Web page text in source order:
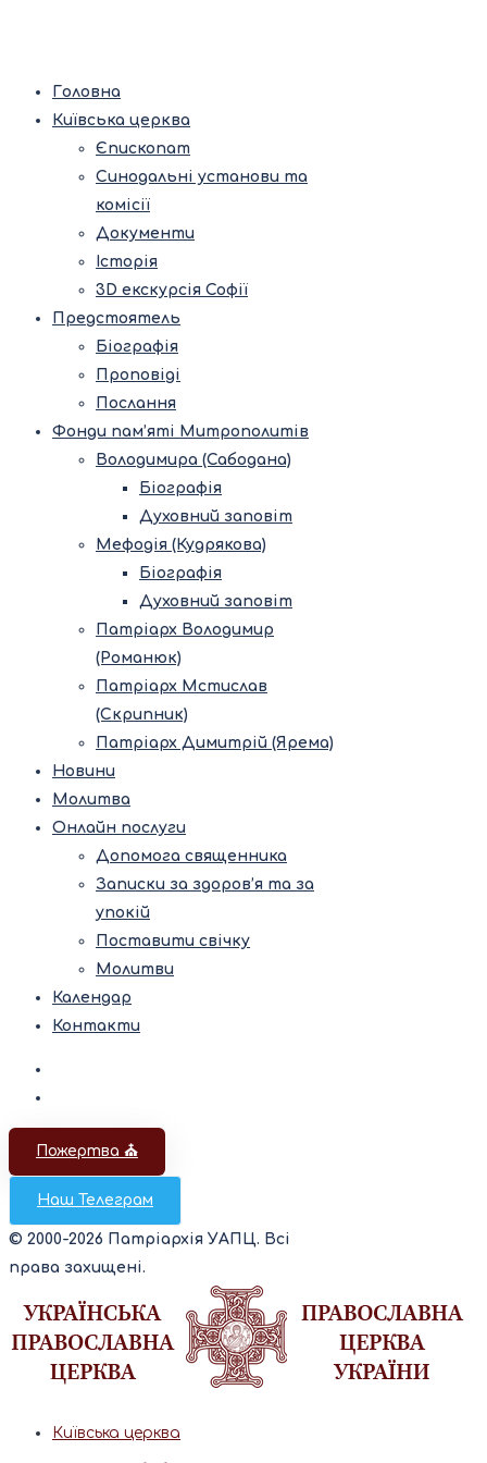
Головна
Київська церква
Єпископат
Синодальні установи та
комісії
Документи
Історія
3D екскурсія Софії
Предстоятель
Біографія
Проповіді
Послання
Фонди пам’яті Митрополитів
Володимира (Сабодана)
Біографія
Духовний заповіт
Мефодія (Кудрякова)
Біографія
Духовний заповіт
Патріарх Володимир
(Романюк)
Патріарх Мстислав
(Скрипник)
Патріарх Димитрій (Ярема)
Новини
Молитва
Онлайн послуги
Допомога священника
Записки за здоров’я та за
упокій
Поставити свічку
Молитви
Календар
Контакти
Пожертва ⛪️
Наш Телеграм
© 2000-2026 Патріархія УАПЦ. Всі
права захищені.
Київська церква